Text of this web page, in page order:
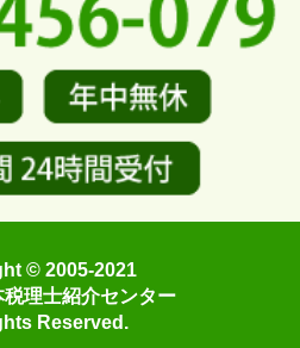
© 2005-2021
理士紹介センター
Reserved.